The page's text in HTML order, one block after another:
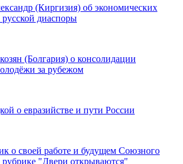
(Киргизия) об экономических
русской диаспоры
(Болгария) о консолидации
за рубежом
о евразийстве и пути России
о своей работе и будущем Союзного
рубрике "Двери открываются"